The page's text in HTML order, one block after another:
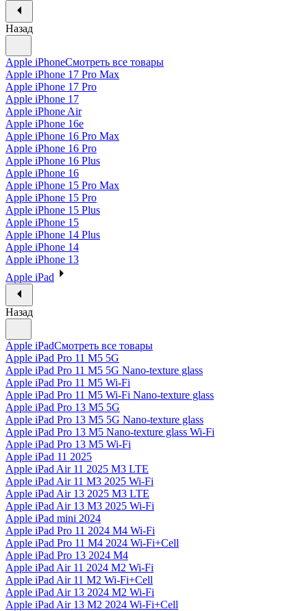
Назад
Apple iPhoneСмотреть все товары
Apple iPhone 17 Pro Max
Apple iPhone 17 Pro
Apple iPhone 17
Apple iPhone Air
Apple iPhone 16e
Apple iPhone 16 Pro Max
Apple iPhone 16 Pro
Apple iPhone 16 Plus
Apple iPhone 16
Apple iPhone 15 Pro Max
Apple iPhone 15 Pro
Apple iPhone 15 Plus
Apple iPhone 15
Apple iPhone 14 Plus
Apple iPhone 14
Apple iPhone 13
Apple iPad
Назад
Apple iPadСмотреть все товары
Apple iPad Pro 11 M5 5G
Apple iPad Pro 11 M5 5G Nano-texture glass
Apple iPad Pro 11 M5 Wi-Fi
Apple iPad Pro 11 M5 Wi-Fi Nano-texture glass
Apple iPad Pro 13 M5 5G
Apple iPad Pro 13 M5 5G Nano-texture glass
Apple iPad Pro 13 M5 Nano-texture glass Wi-Fi
Apple iPad Pro 13 M5 Wi-Fi
Apple iPad 11 2025
Apple iPad Air 11 2025 M3 LTE
Apple iPad Air 11 M3 2025 Wi-Fi
Apple iPad Air 13 2025 M3 LTE
Apple iPad Air 13 M3 2025 Wi-Fi
Apple iPad mini 2024
Apple iPad Pro 11 2024 M4 Wi-Fi
Apple iPad Pro 11 M4 2024 Wi-Fi+Cell
Apple iPad Pro 13 2024 M4
Apple iPad Air 11 2024 M2 Wi-Fi
Apple iPad Air 11 M2 Wi-Fi+Cell
Apple iPad Air 13 2024 M2 Wi-Fi
Apple iPad Air 13 M2 2024 Wi-Fi+Cell